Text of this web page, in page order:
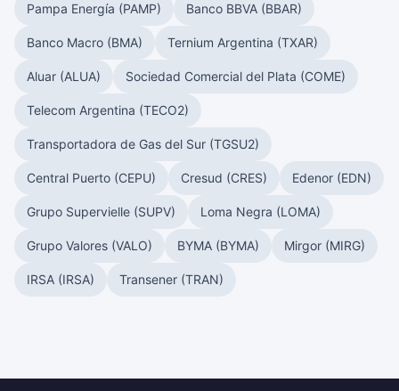
Pampa Energía (PAMP) Banco BBVA (BBAR)
Banco Macro (BMA) Ternium Argentina (TXAR)
Aluar (ALUA) Sociedad Comercial del Plata (COME)
Telecom Argentina (TECO2)
Transportadora de Gas del Sur (TGSU2)
Central Puerto (CEPU) Cresud (CRES) Edenor (EDN)
Grupo Supervielle (SUPV) Loma Negra (LOMA)
Grupo Valores (VALO) BYMA (BYMA) Mirgor (MIRG)
IRSA (IRSA) Transener (TRAN)